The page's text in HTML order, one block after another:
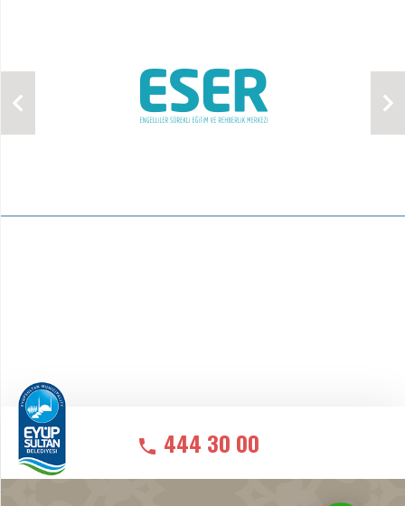
444 30 00